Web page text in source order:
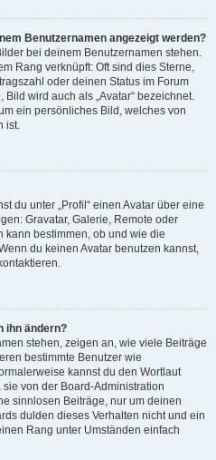
Benutzernamen angezeigt werden?
bei deinem Benutzernamen stehen.
Rang verknüpft: Oft sind dies Sterne,
oder deinen Status im Forum
wird auch als „Avatar“ bezeichnet.
ein persönliches Bild, welches von
ist.
du unter „Profil“ einen Avatar über eine
Gravatar, Galerie, Remote oder
kann bestimmen, ob und wie die
du keinen Avatar benutzen kannst,
ihn ändern?
stehen, zeigen an, wie viele Beiträge
bestimmte Benutzer wie
kannst du den Wortlaut
von der Board-Administration
sinnlosen Beiträge, nur um deinen
dulden dieses Verhalten nicht und ein
Rang unter Umständen einfach